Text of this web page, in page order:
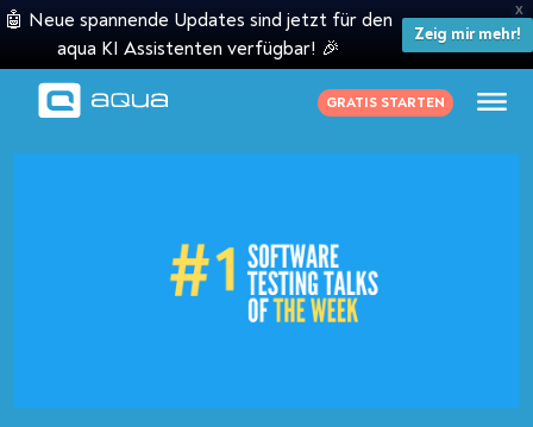
X
🤖 Neue spannende Updates sind jetzt für den
aqua KI Assistenten verfügbar! 🎉
Zeig mir mehr!
GRATIS STARTEN